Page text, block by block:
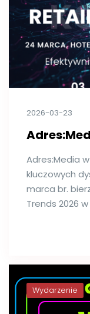
2026-03-23
Adres:Media
kluczowych
marca br.
Trends 2026
Wydarzenie